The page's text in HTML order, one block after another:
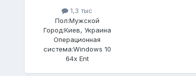
1,3 тыс
Пол:Мужской
Город:Киев, Украина
Операционная
система:Windows 10
64x Ent